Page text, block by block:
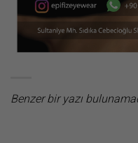
Benzer bir yazı